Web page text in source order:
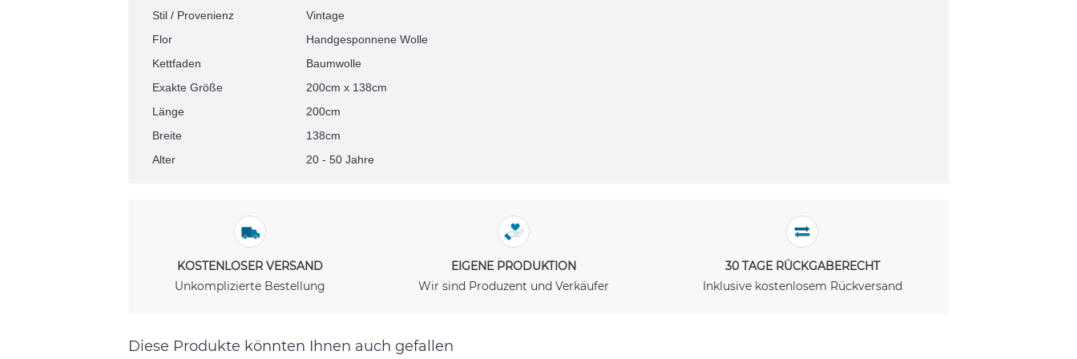
Stil / Provenienz
Vintage
Flor
Handgesponnene Wolle
Kettfaden
Baumwolle
Exakte Größe
200cm x 138cm
Länge
200cm
Breite
138cm
Alter
20 - 50 Jahre
KOSTENLOSER VERSAND
Unkomplizierte Bestellung
EIGENE PRODUKTION
Wir sind Produzent und Verkäufer
30 TAGE RÜCKGABERECHT
Inklusive kostenlosem Rückversand
Diese Produkte könnten Ihnen auch gefallen